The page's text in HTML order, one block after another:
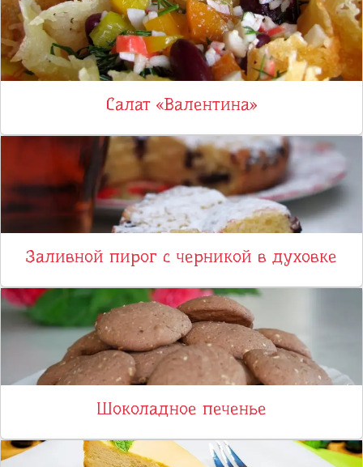
Салат «Валентина»
Заливной пирог с черникой в духовке
Шоколадное печенье